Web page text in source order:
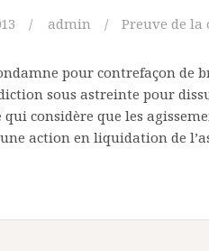
admin Preuve de la
pour contrefaçon de
sous astreinte pour
qui considère que les
action en liquidation de